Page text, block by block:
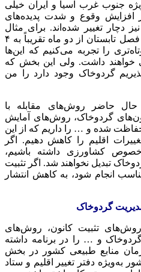
جنوب غرب آسیا و ایران خیلی
افزایش وقوع و شدت پدیده‌های
دچار تغییر شده‌اند. برای مثال
زمان وقوع شرایط آب و هوایی فصل تابستان از دو ماه تقریباً به ۴
را تجربه می‌کنیم که این‌ها
خواهند داشت. ولی این بخش که
گردوخاک وجود دارد را من
حال حاضر
روش‌های مقابله با
گردوخاک، روش‌های آمایش
شده و … را داریم که از این
اقلیم را کاهش دهیم. اگر
کشاورزی داشته باشیم،
تبدیل نخواهند شد. اگر تثبیت
انجام شود، به کاهش انتشار
گردوخاک
روش‌های تثبیت کانون، روش‌های
و … را در برنامه داشته
منابع طبیعی کشور در بخش
به‌ویژه دفتر تغییر اقلیم و ستاد